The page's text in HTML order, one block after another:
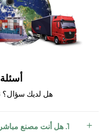
هل لديك سؤال؟
1. هل أنت مصنع مباشر أم شركة تجارية؟